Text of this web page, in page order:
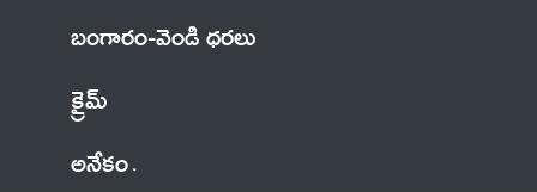
బంగారం-వెండి ధరలు
క్రైమ్
అనేకం